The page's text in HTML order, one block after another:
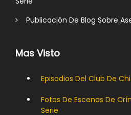
Publicación De Blog Sobre
Mas Visto
Episodios Del Club De
Fotos De Escenas De
Serie